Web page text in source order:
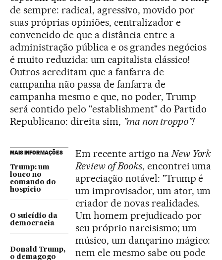
de sempre: radical, agressivo, movido por
suas próprias opiniões, centralizador e
convencido de que a distância entre a
administração pública e os grandes negócios
é muito reduzida: um capitalista clássico!
Outros acreditam que a fanfarra de
campanha não passa de fanfarra de
campanha mesmo e que, no poder, Trump
será contido pelo "establishment" do Partido
Republicano: direita sim, "ma non troppo"!
MAIS INFORMAÇÕES
Trump: um
louco no
comando do
hospício
O suicídio da
democracia
Donald Trump,
o demagogo
Em recente artigo na New York
Review of Books, encontrei uma
apreciação notável: "Trump é
um improvisador, um ator, um
criador de novas realidades.
Um homem prejudicado por
seu próprio narcisismo; um
músico, um dançarino mágico:
nem ele mesmo sabe ou pode